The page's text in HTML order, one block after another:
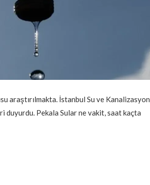
araştırılmakta. İstanbul Su ve Kanalizasyon
duyurdu. Pekala Sular ne vakit, saat kaçta